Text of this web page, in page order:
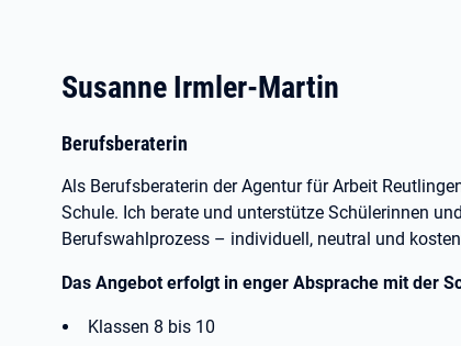
Susanne Irmler-Martin
Berufsberaterin
Als Berufsberaterin der Agentur für Arbeit
Schule. Ich berate und unterstütze Schülerinnen
Berufswahlprozess – individuell, neutral und
Das Angebot erfolgt in enger Absprache mit der
Klassen 8 bis 10